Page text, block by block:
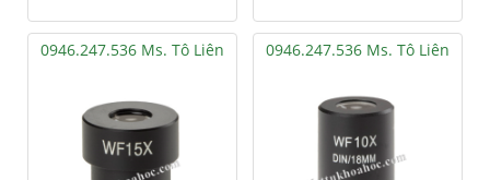
0946.247.536 Ms. Tô Liên 0946.247.536 Ms. Tô Liên